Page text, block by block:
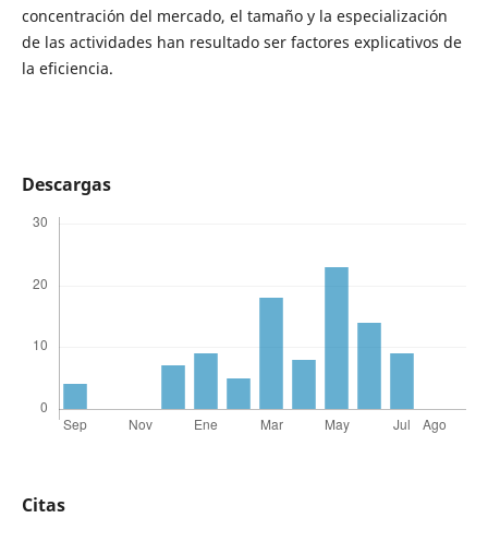
concentración del mercado, el tamaño y la especialización
de las actividades han resultado ser factores explicativos de
la eficiencia.
Descargas
Citas